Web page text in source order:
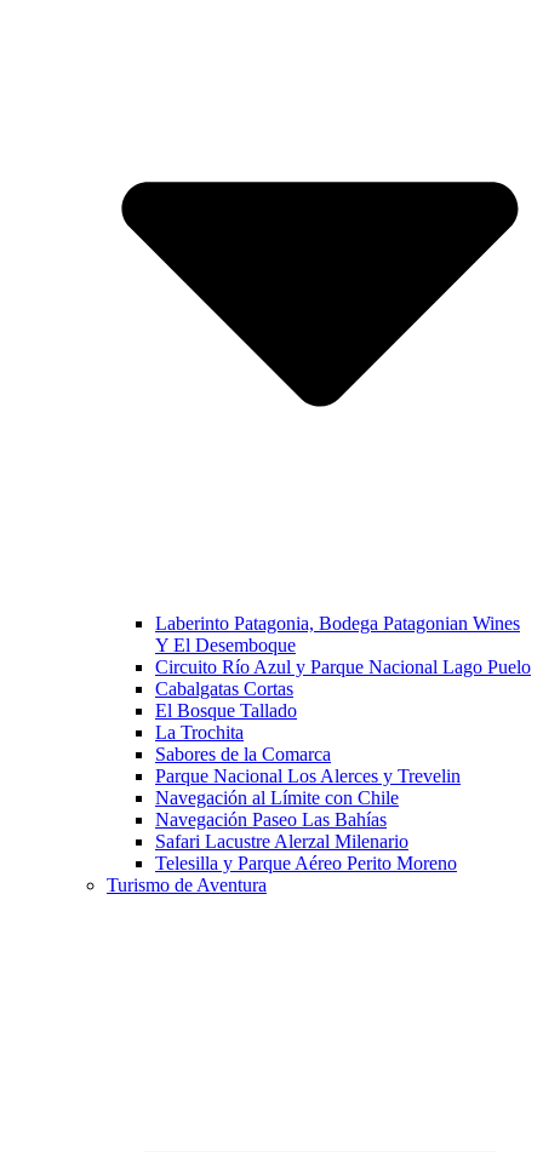
Laberinto Patagonia, Bodega Patagonian Wines
Y El Desemboque
Circuito Río Azul y Parque Nacional Lago Puelo
Cabalgatas Cortas
El Bosque Tallado
La Trochita
Sabores de la Comarca
Parque Nacional Los Alerces y Trevelin
Navegación al Límite con Chile
Navegación Paseo Las Bahías
Safari Lacustre Alerzal Milenario
Telesilla y Parque Aéreo Perito Moreno
Turismo de Aventura